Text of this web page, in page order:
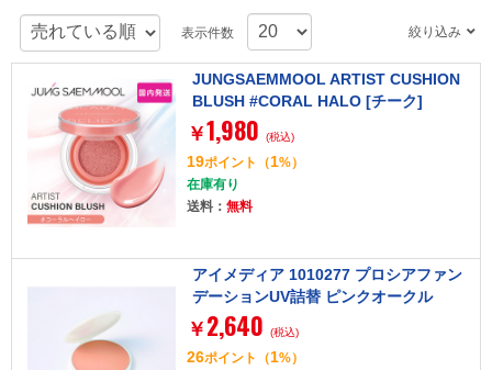
表示件数 絞り込み
JUNGSAEMMOOL ARTIST CUSHION
BLUSH #CORAL HALO [チーク]
￥1,980 (税込)
19ポイント （1%）
在庫有り
送料： 無料
アイメディア 1010277 プロシアファン
デーションUV詰替 ピンクオークル
￥ 2,640 (税込)
26ポイント （1%）